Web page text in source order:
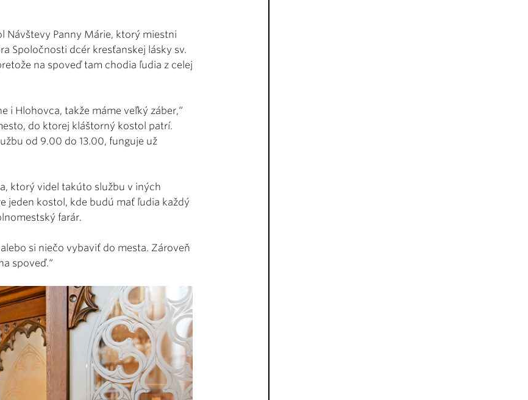
Návštevy Panny Márie, ktorý miestni
Spoločnosti dcér kresťanskej lásky sv.
na spoveď tam chodia ľudia z celej
i Hlohovca, takže máme veľký záber,“
do ktorej kláštorný kostol patrí.
od 9.00 do 13.00, funguje už
ktorý videl takúto službu v iných
jeden kostol, kde budú mať ľudia každý
farár.
si niečo vybaviť do mesta. Zároveň
spoveď.“